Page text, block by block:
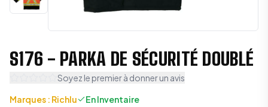
S176 - PARKA DE SÉCURITÉ DOUBLÉ
Soyez le premier à donner un avis
Marques : Richlu En Inventaire